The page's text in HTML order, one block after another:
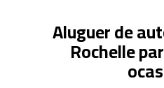
Aluguer de
Rochelle